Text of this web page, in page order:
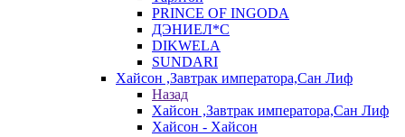
PRINCE OF INGODA
ДЭНИЕЛ*С
DIKWELA
SUNDARI
Хайсон ,Завтрак императора,Сан Лиф
Назад
Хайсон ,Завтрак императора,Сан Лиф
Хайсон - Хайсон